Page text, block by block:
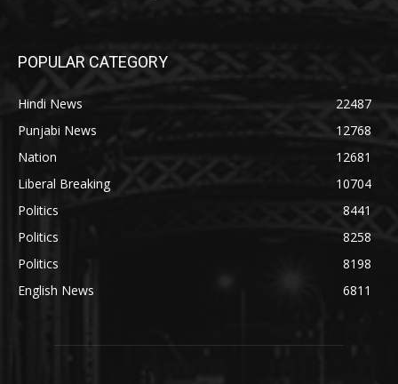
POPULAR CATEGORY
Hindi News
22487
Punjabi News
12768
Nation
12681
Liberal Breaking
10704
Politics
8441
Politics
8258
Politics
8198
English News
6811